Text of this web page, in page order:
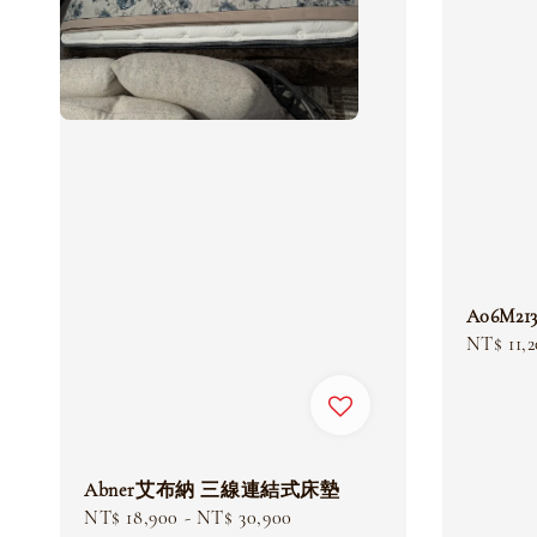
Abner艾布納 三線連結式床墊
Sale
NT$ 18,900 - NT$ 30,900
Sale
NT$